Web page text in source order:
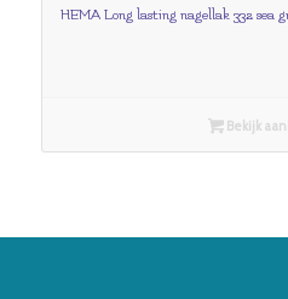
HEMA Long lasting nagellak 332 sea
Bekijk